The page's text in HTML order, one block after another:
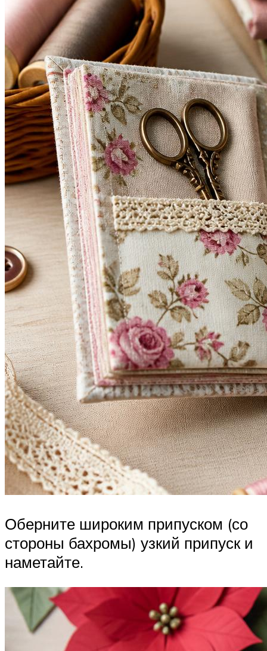
Оберните широким припуском (со
стороны бахромы) узкий припуск и
наметайте.